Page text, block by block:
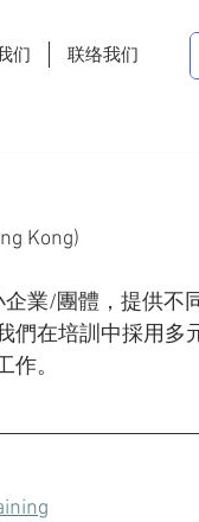
们 联络我们
Kong)
業/團體，提供不
們在培訓中採用多
。